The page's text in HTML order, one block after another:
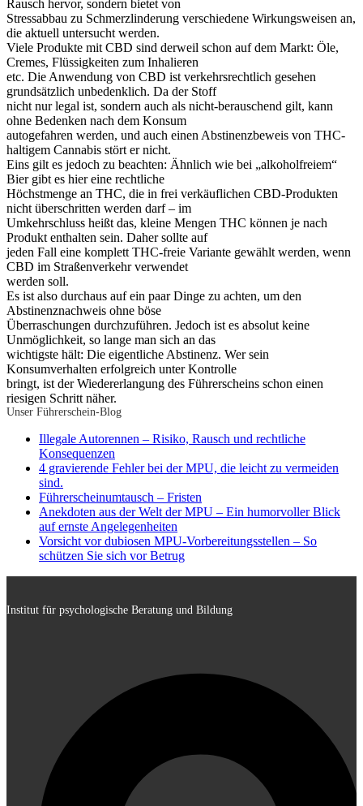
Rausch hervor, sondern bietet von
Stressabbau zu Schmerzlinderung verschiedene Wirkungsweisen an,
die aktuell untersucht werden.
Viele Produkte mit CBD sind derweil schon auf dem Markt: Öle,
Cremes, Flüssigkeiten zum Inhalieren
etc. Die Anwendung von CBD ist verkehrsrechtlich gesehen
grundsätzlich unbedenklich. Da der Stoff
nicht nur legal ist, sondern auch als nicht-berauschend gilt, kann
ohne Bedenken nach dem Konsum
autogefahren werden, und auch einen Abstinenzbeweis von THC-
haltigem Cannabis stört er nicht.
Eins gilt es jedoch zu beachten: Ähnlich wie bei „alkoholfreiem“
Bier gibt es hier eine rechtliche
Höchstmenge an THC, die in frei verkäuflichen CBD-Produkten
nicht überschritten werden darf – im
Umkehrschluss heißt das, kleine Mengen THC können je nach
Produkt enthalten sein. Daher sollte auf
jeden Fall eine komplett THC-freie Variante gewählt werden, wenn
CBD im Straßenverkehr verwendet
werden soll.
Es ist also durchaus auf ein paar Dinge zu achten, um den
Abstinenznachweis ohne böse
Überraschungen durchzuführen. Jedoch ist es absolut keine
Unmöglichkeit, so lange man sich an das
wichtigste hält: Die eigentliche Abstinenz. Wer sein
Konsumverhalten erfolgreich unter Kontrolle
bringt, ist der Wiedererlangung des Führerscheins schon einen
riesigen Schritt näher.
Unser Führerschein-Blog
Illegale Autorennen – Risiko, Rausch und rechtliche
Konsequenzen
4 gravierende Fehler bei der MPU, die leicht zu vermeiden
sind.
Führerscheinumtausch – Fristen
Anekdoten aus der Welt der MPU – Ein humorvoller Blick
auf ernste Angelegenheiten
Vorsicht vor dubiosen MPU-Vorbereitungsstellen – So
schützen Sie sich vor Betrug
Institut für psychologische Beratung und Bildung